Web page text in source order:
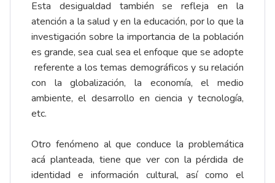
Esta desigualdad también se refleja en la
atención a la salud y en la educación, por lo que la
investigación sobre la importancia de la población
es grande, sea cual sea el enfoque que se adopte
referente a los temas demográficos y su relación
con la globalización, la economía, el medio
ambiente, el desarrollo en ciencia y tecnología,
etc.
Otro fenómeno al que conduce la problemática
acá planteada, tiene que ver con la pérdida de
identidad e información cultural, así como el